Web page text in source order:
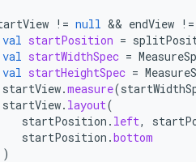
!= null && endView !=
val startPosition =
val startWidthSpec =
val startHeightSpec =
startView.measure(
startView. layout(
startPosition . left,
startPosition .bottom
)